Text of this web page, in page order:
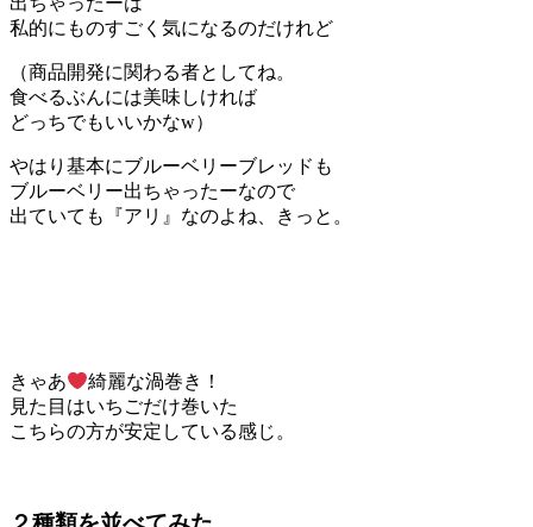
私的にものすごく気になるのだけれど
（商品開発に関わる者としてね。
食べるぶんには美味しければ
どっちでもいいかなw）
やはり基本にブルーベリーブレッドも
ブルーベリー出ちゃったーなので
出ていても『アリ』なのよね、きっと。
きゃあ
綺麗な渦巻き！
見た目はいちごだけ巻いた
こちらの方が安定している感じ。